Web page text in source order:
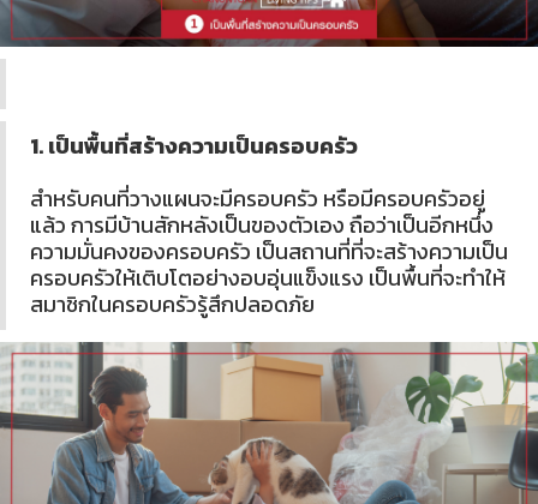
1. เป็นพื้นที่สร้างความเป็นครอบครัว
สำหรับคนที่วางแผนจะมีครอบครัว หรือมีครอบครัวอยู่
แล้ว การมีบ้านสักหลังเป็นของตัวเอง ถือว่าเป็นอีกหนึ่ง
ความมั่นคงของครอบครัว เป็นสถานที่ที่จะสร้างความเป็น
ครอบครัวให้เติบโตอย่างอบอุ่นแข็งแรง เป็นพื้นที่จะทำให้
สมาชิกในครอบครัวรู้สึกปลอดภัย